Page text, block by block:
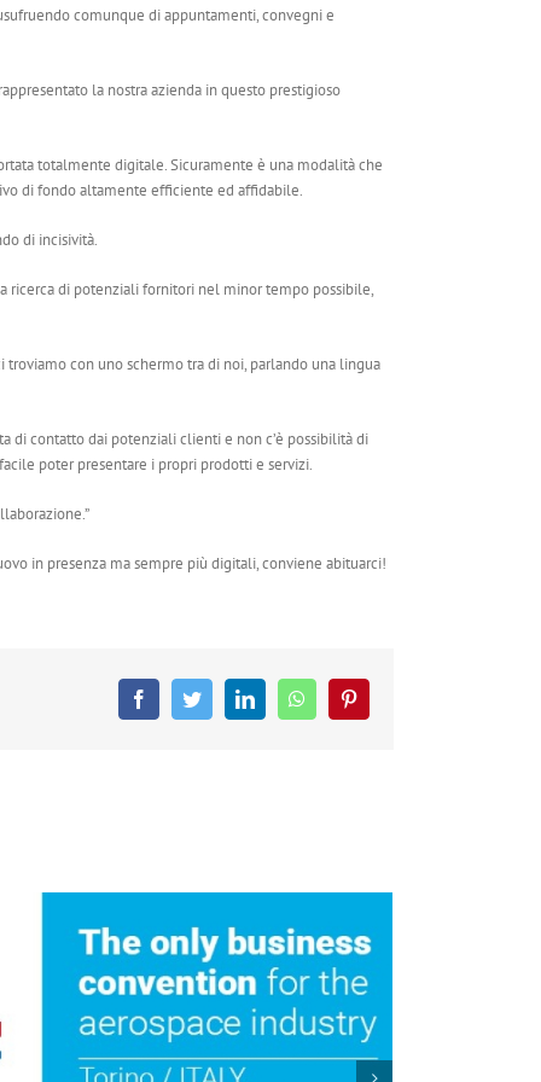
comunque di appuntamenti, convegni e
la nostra azienda in questo prestigioso
totalmente digitale. Sicuramente è una modalità che
di fondo altamente efficiente ed affidabile.
di incisività.
ricerca di potenziali fornitori nel minor tempo possibile,
con uno schermo tra di noi, parlando una lingua
di contatto dai potenziali clienti e non c’è possibilità di
poter presentare i propri prodotti e servizi.
in presenza ma sempre più digitali, conviene abituarci!
FacebookTwitterLinkedInWhatsApp